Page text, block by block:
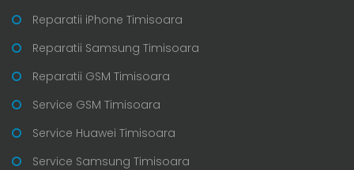
Reparatii iPhone Timisoara
Reparatii Samsung Timisoara
Reparatii GSM Timisoara
Service GSM Timisoara
Service Huawei Timisoara
Service Samsung Timisoara